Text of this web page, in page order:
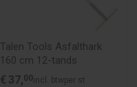
Talen Tools Asfalthark
160 cm 12-tands
€ 37,00 incl. btwper st